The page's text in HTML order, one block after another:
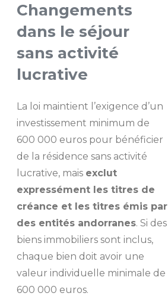
Changements
dans le séjour
sans activité
lucrative
La loi maintient l’exigence d’un
investissement minimum de
600 000 euros pour bénéficier
de la résidence sans activité
lucrative, mais exclut
expressément les titres de
créance et les titres émis par
des entités andorranes. Si des
biens immobiliers sont inclus,
chaque bien doit avoir une
valeur individuelle minimale de
600 000 euros.